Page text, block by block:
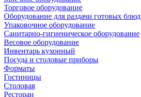
Торговое оборудование
Оборудование для раздачи готовых блюд
Упаковочное оборудование
Санитарно-гигиеническое оборудование
Весовое оборудование
Инвентарь кухонный
Посуда и столовые приборы
Форматы
Гостиницы
Столовая
Ресторан